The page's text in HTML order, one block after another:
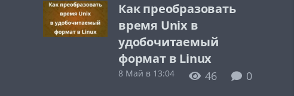
Как преобразовать
время Unix в
удобочитаемый
формат в Linux
8 Май в 13:04 46 0